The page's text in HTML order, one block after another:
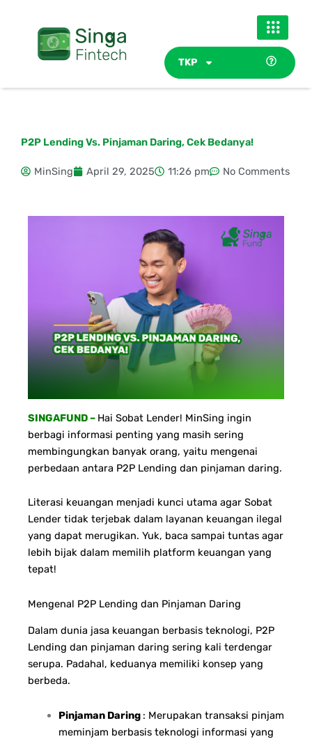
TKP
P2P Lending Vs. Pinjaman Daring, Cek Bedanya!
MinSing April 29, 2025 11:26 pm No Comments
SINGAFUND – Hai Sobat Lender! MinSing ingin
berbagi informasi penting yang masih sering
membingungkan banyak orang, yaitu mengenai
perbedaan antara P2P Lending dan pinjaman daring.
Literasi keuangan menjadi kunci utama agar Sobat
Lender tidak terjebak dalam layanan keuangan ilegal
yang dapat merugikan. Yuk, baca sampai tuntas agar
lebih bijak dalam memilih platform keuangan yang
tepat!
Mengenal P2P Lending dan Pinjaman Daring
Dalam dunia jasa keuangan berbasis teknologi, P2P
Lending dan pinjaman daring sering kali terdengar
serupa. Padahal, keduanya memiliki konsep yang
berbeda.
Pinjaman Daring : Merupakan transaksi pinjam
meminjam berbasis teknologi informasi yang